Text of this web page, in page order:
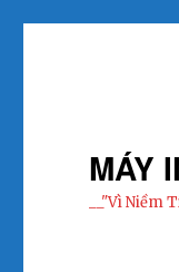
MÁY
__"Vì Niềm